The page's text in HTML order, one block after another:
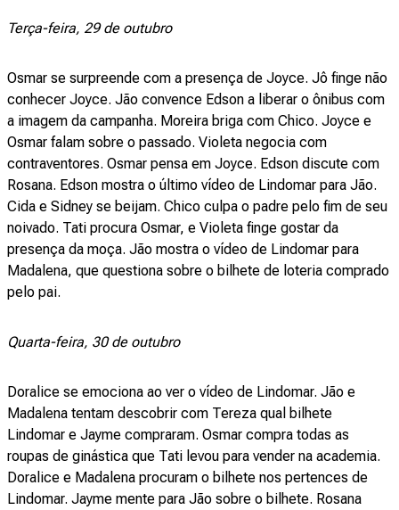
Terça-feira, 29 de outubro
Osmar se surpreende com a presença de Joyce. Jô finge não
conhecer Joyce. Jão convence Edson a liberar o ônibus com
a imagem da campanha. Moreira briga com Chico. Joyce e
Osmar falam sobre o passado. Violeta negocia com
contraventores. Osmar pensa em Joyce. Edson discute com
Rosana. Edson mostra o último vídeo de Lindomar para Jão.
Cida e Sidney se beijam. Chico culpa o padre pelo fim de seu
noivado. Tati procura Osmar, e Violeta finge gostar da
presença da moça. Jão mostra o vídeo de Lindomar para
Madalena, que questiona sobre o bilhete de loteria comprado
pelo pai.
Quarta-feira, 30 de outubro
Doralice se emociona ao ver o vídeo de Lindomar. Jão e
Madalena tentam descobrir com Tereza qual bilhete
Lindomar e Jayme compraram. Osmar compra todas as
roupas de ginástica que Tati levou para vender na academia.
Doralice e Madalena procuram o bilhete nos pertences de
Lindomar. Jayme mente para Jão sobre o bilhete. Rosana